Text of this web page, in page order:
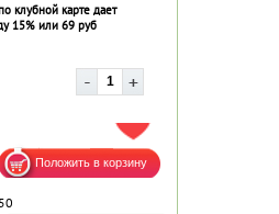
клубной карте дает
15% или 69 руб
ДОБАВИТЬ В ИЗБРАННОЕ